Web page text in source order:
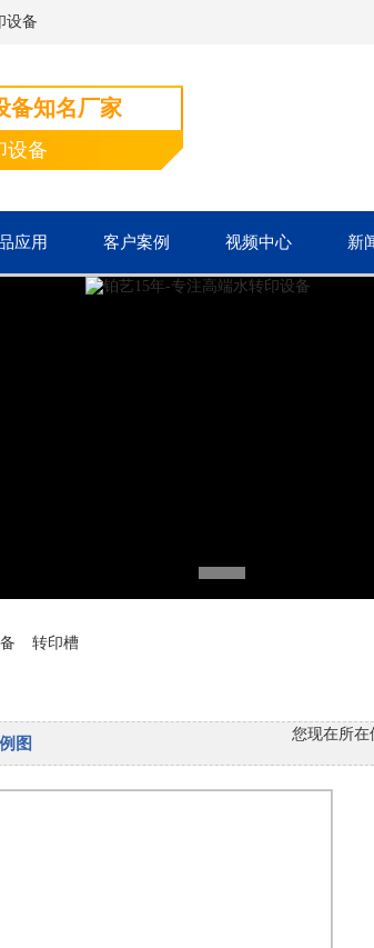
设备
备知名厂家
设备
应用 客户案例 视频中心 新
转印槽
您现在所在
图